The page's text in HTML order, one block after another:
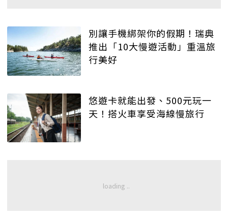
別讓手機綁架你的假期！瑞典
推出「10大慢遊活動」重溫旅
行美好
悠遊卡就能出發、500元玩一
天！搭火車享受海線慢旅行